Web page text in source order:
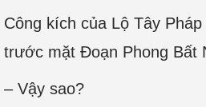
Công kích của Lộ Tây
trước mặt Đoạn Phong Bất
– Vậy sao?